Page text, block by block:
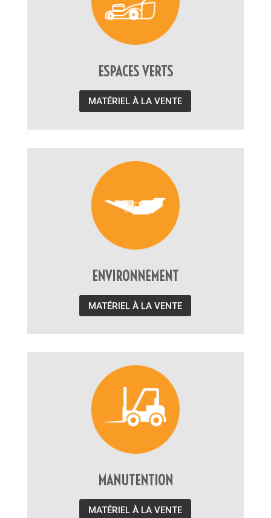
ESPACES VERTS
MATÉRIEL À LA VENTE
ENVIRONNEMENT
MATÉRIEL À LA VENTE
MANUTENTION
MATÉRIEL À LA VENTE